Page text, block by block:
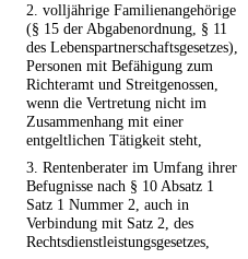
2. volljährige Familienangehörige
(§ 15 der Abgabenordnung, § 11
des Lebenspartnerschaftsgesetzes),
Personen mit Befähigung zum
Richteramt und Streitgenossen,
wenn die Vertretung nicht im
Zusammenhang mit einer
entgeltlichen Tätigkeit steht,
3. Rentenberater im Umfang ihrer
Befugnisse nach § 10 Absatz 1
Satz 1 Nummer 2, auch in
Verbindung mit Satz 2, des
Rechtsdienstleistungsgesetzes,